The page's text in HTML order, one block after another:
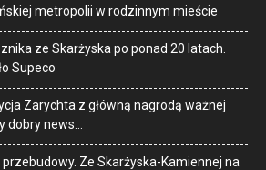
metropolii w rodzinnym mieście
ze Skarżyska po ponad 20 latach.
Supeco
Zarychta z główną nagrodą ważnej
dobry news…
Ze Skarżyska-Kamiennej na